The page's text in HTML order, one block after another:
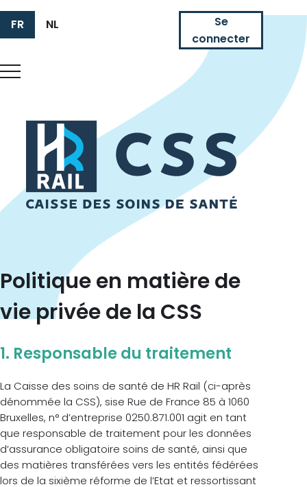
FR NL
Se
connecter
Politique en matière de
vie privée de la CSS
1. Responsable du traitement
La Caisse des soins de santé de HR Rail (ci-après
dénommée la CSS), sise Rue de France 85 à 1060
Bruxelles, n° d’entreprise 0250.871.001 agit en tant
que responsable de traitement pour les données
d’assurance obligatoire soins de santé, ainsi que
des matières transférées vers les entités fédérées
lors de la sixième réforme de l’Etat et ressortissant